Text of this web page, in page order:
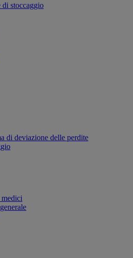
di stoccaggio
di deviazione delle perdite